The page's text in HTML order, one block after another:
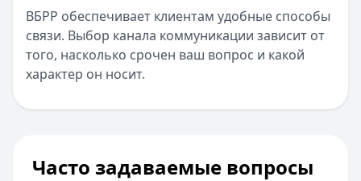
Рейтинг: 4.8(11 отзывов)
Все кредитные карты
ВБРР обеспечивает клиентам удобные способы
связи. Выбор канала коммуникации зависит от
того, насколько срочен ваш вопрос и какой
характер он носит.
Часто задаваемые вопросы